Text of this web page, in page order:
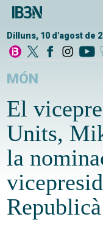
Dilluns, 10 d'agost de
MÓN
El
Units,
la
Republicà